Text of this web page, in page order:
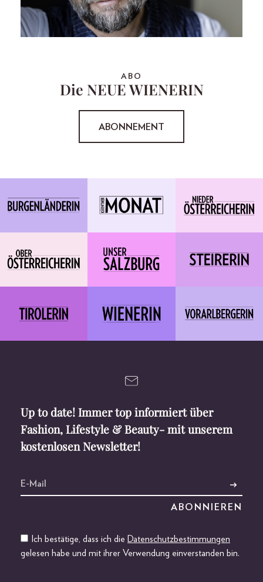
ABO
Die NEUE WIENERIN
ABONNEMENT
Up to date! Immer top informiert über
Fashion, Lifestyle & Beauty- mit unserem
kostenlosen Newsletter!
Ich bestätige, dass ich die Datenschutzbestimmungen
gelesen habe und mit ihrer Verwendung einverstanden bin.